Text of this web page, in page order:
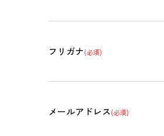
フリガナ(必須)
メールアドレス(必須)